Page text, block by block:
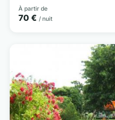
À partir de
70 € / nuit